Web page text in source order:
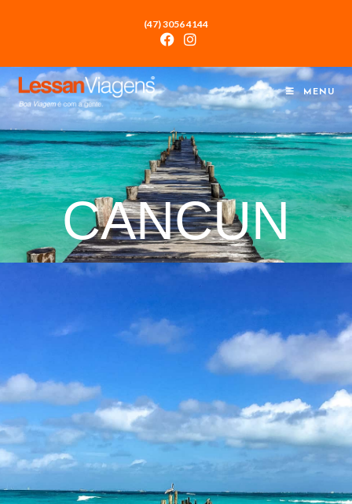
(47) 3056 4144
MENU
CANCUN